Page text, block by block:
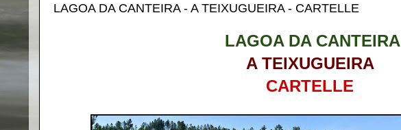
LAGOA DA CANTEIRA - A TEIXUGUEIRA - CARTELLE
LAGOA DA CANTEIRA
A TEIXUGUEIRA
CARTELLE